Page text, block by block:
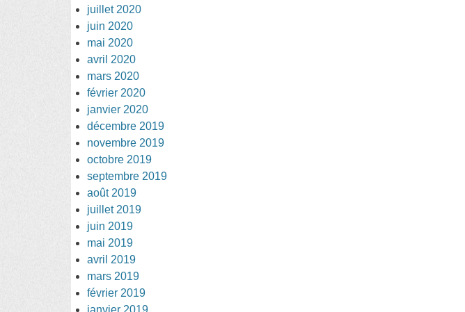
juillet 2020
juin 2020
mai 2020
avril 2020
mars 2020
février 2020
janvier 2020
décembre 2019
novembre 2019
octobre 2019
septembre 2019
août 2019
juillet 2019
juin 2019
mai 2019
avril 2019
mars 2019
février 2019
janvier 2019